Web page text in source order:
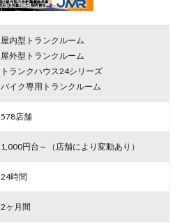
屋内型トランクルーム
屋外型トランクルーム
トランクハウス24シリーズ
バイク専用トランクルーム
578店舗
1,000円台～（店舗により変動あり）
24時間
2ヶ月間